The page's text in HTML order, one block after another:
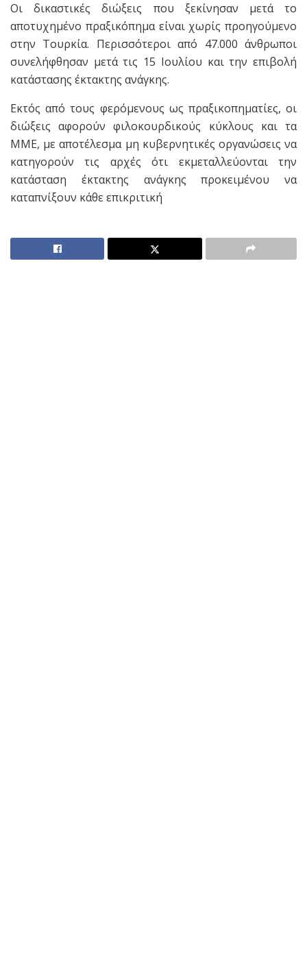
Οι δικαστικές διώξεις που ξεκίνησαν μετά το
αποτυχημένο πραξικόπημα είναι χωρίς προηγούμενο
στην Τουρκία. Περισσότεροι από 47.000 άνθρωποι
συνελήφθησαν μετά τις 15 Ιουλίου και την επιβολή
κατάστασης έκτακτης ανάγκης.
Εκτός από τους φερόμενους ως πραξικοπηματίες, οι
διώξεις αφορούν φιλοκουρδικούς κύκλους και τα
ΜΜΕ, με αποτέλεσμα μη κυβερνητικές οργανώσεις να
κατηγορούν τις αρχές ότι εκμεταλλεύονται την
κατάσταση έκτακτης ανάγκης προκειμένου να
καταπνίξουν κάθε επικριτική